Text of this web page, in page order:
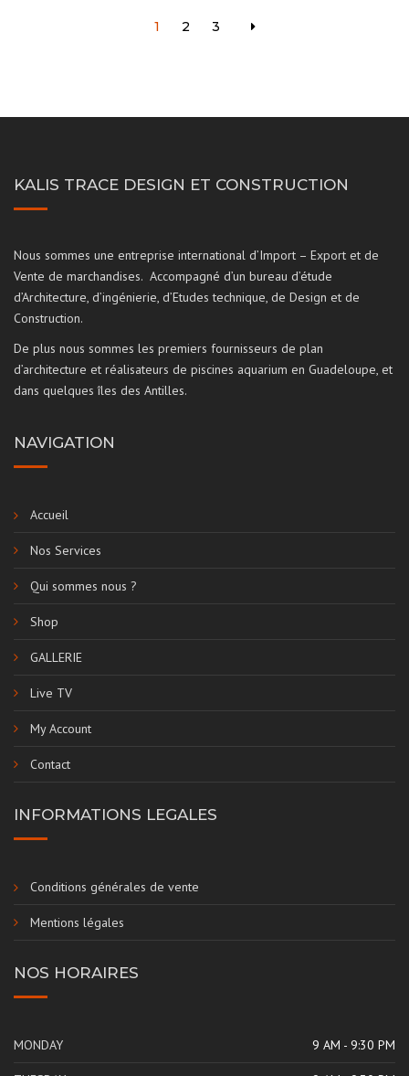
1 2 3
KALIS TRACE DESIGN ET CONSTRUCTION
Nous sommes une entreprise international d’Import – Export et de
Vente de marchandises. Accompagné d’un bureau d’étude
d’Architecture, d’ingénierie, d’Etudes technique, de Design et de
Construction.
De plus nous sommes les premiers fournisseurs de plan
d’architecture et réalisateurs de piscines aquarium en Guadeloupe, et
dans quelques îles des Antilles.
NAVIGATION
Accueil
Nos Services
Qui sommes nous ?
Shop
GALLERIE
Live TV
My Account
Contact
INFORMATIONS LEGALES
Conditions générales de vente
Mentions légales
NOS HORAIRES
MONDAY 9 AM - 9:30 PM